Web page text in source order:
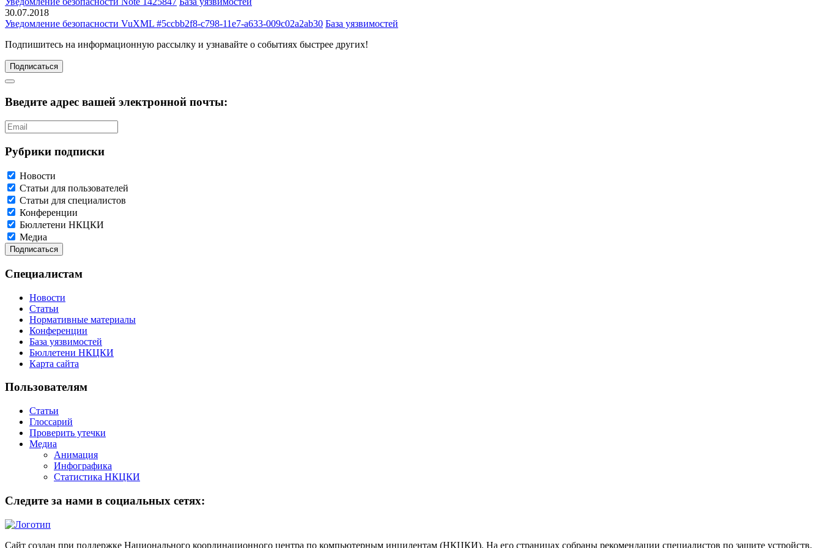
30.07.2018
Уведомление безопасности VuXML #5ccbb2f8-c798-11e7-a633-009c02a2ab30 База уязвимостей
Подпишитесь на информационную рассылку и узнавайте о событиях быстрее других!
Подписаться
Введите адрес вашей электронной почты:
Рубрики подписки
Новости
Статьи для пользователей
Статьи для специалистов
Конференции
Бюллетени НКЦКИ
Медиа
Специалистам
Новости
Статьи
Нормативные материалы
Конференции
База уязвимостей
Бюллетени НКЦКИ
Карта сайта
Пользователям
Статьи
Глоссарий
Проверить утечки
Медиа
Анимация
Инфографика
Статистика НКЦКИ
Следите за нами в социальных сетях:
Сайт создан при поддержке Национального координационного центра по компьютерным инцидентам (НКЦКИ). На его страницах собраны рекомендации специалистов по защите устройств,